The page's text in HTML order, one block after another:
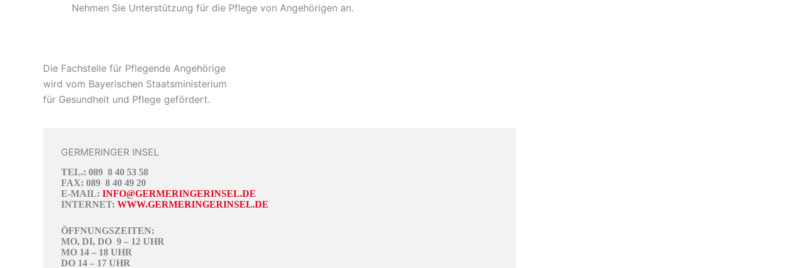
Nehmen Sie Unterstützung für die Pflege von Angehörigen an.
Die Fachstelle für Pflegende Angehörige
wird vom Bayerischen Staatsministerium
für Gesundheit und Pflege gefördert.
GERMERINGER INSEL
TEL.: 089 8 40 53 58
FAX: 089 8 40 49 20
E-MAIL: INFO@GERMERINGERINSEL.DE
INTERNET: WWW.GERMERINGERINSEL.DE
ÖFFNUNGSZEITEN:
MO, DI, DO 9 – 12 UHR
MO 14 – 18 UHR
DO 14 – 17 UHR